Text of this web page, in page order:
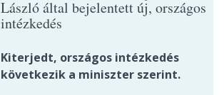
László által bejelentett új, országos
intézkedés
Kiterjedt, országos intézkedés
következik a miniszter szerint.